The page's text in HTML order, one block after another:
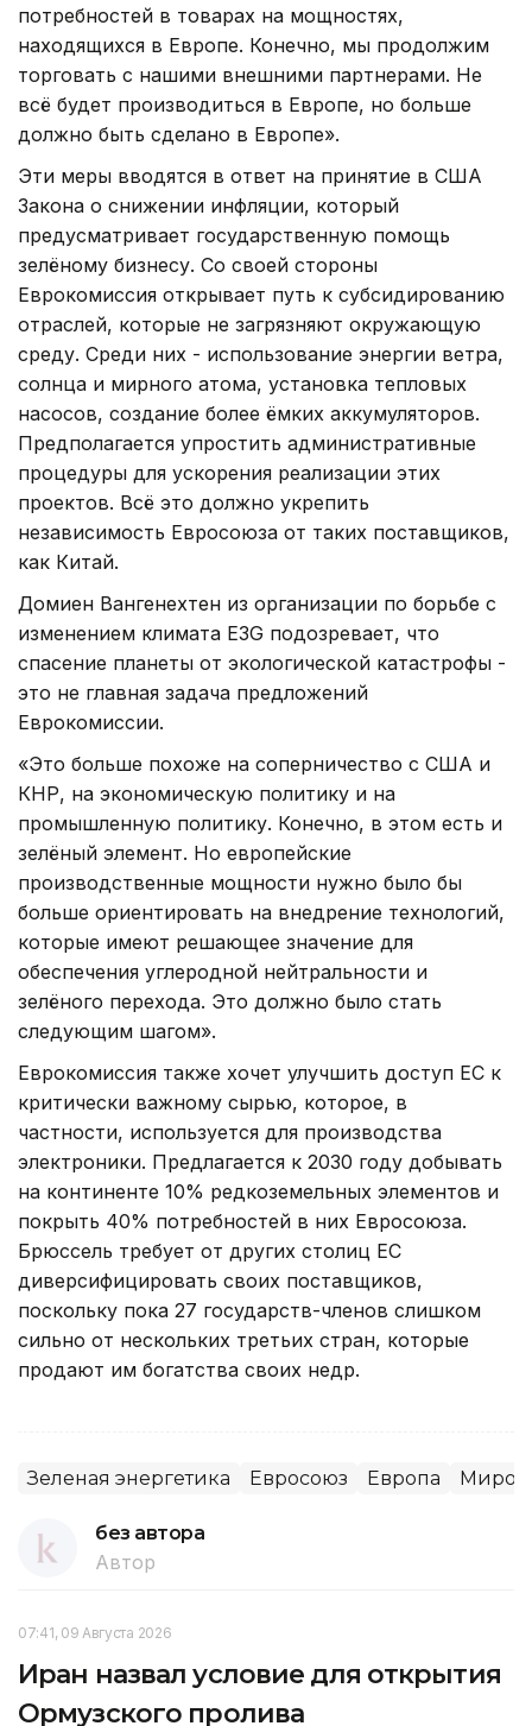
потребностей в товарах на мощностях,
находящихся в Европе. Конечно, мы продолжим
торговать с нашими внешними партнерами. Не
всё будет производиться в Европе, но больше
должно быть сделано в Европе».
Эти меры вводятся в ответ на принятие в США
Закона о снижении инфляции, который
предусматривает государственную помощь
зелёному бизнесу. Со своей стороны
Еврокомиссия открывает путь к субсидированию
отраслей, которые не загрязняют окружающую
среду. Среди них - использование энергии ветра,
солнца и мирного атома, установка тепловых
насосов, создание более ёмких аккумуляторов.
Предполагается упростить административные
процедуры для ускорения реализации этих
проектов. Всё это должно укрепить
независимость Евросоюза от таких поставщиков,
как Китай.
Домиен Вангенехтен из организации по борьбе с
изменением климата E3G подозревает, что
спасение планеты от экологической катастрофы -
это не главная задача предложений
Еврокомиссии.
«Это больше похоже на соперничество с США и
КНР, на экономическую политику и на
промышленную политику. Конечно, в этом есть и
зелёный элемент. Но европейские
производственные мощности нужно было бы
больше ориентировать на внедрение технологий,
которые имеют решающее значение для
обеспечения углеродной нейтральности и
зелёного перехода. Это должно было стать
следующим шагом».
Еврокомиссия также хочет улучшить доступ ЕС к
критически важному сырью, которое, в
частности, используется для производства
электроники. Предлагается к 2030 году добывать
на континенте 10% редкоземельных элементов и
покрыть 40% потребностей в них Евросоюза.
Брюссель требует от других столиц ЕС
диверсифицировать своих поставщиков,
поскольку пока 27 государств-членов слишком
сильно от нескольких третьих стран, которые
продают им богатства своих недр.
Зеленая энергетика Евросоюз Европа
без автора
Автор
07:41, 09 Августа 2026
Иран назвал условие для открытия
Ормузского пролива